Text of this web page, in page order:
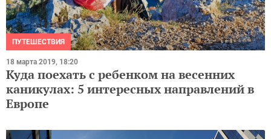
ПУТЕШЕСТВИЯ
18 марта 2019, 18:20
Куда поехать с ребенком на весенних
каникулах: 5 интересных направлений в
Европе